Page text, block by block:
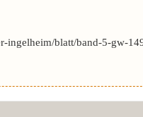
ingelheim/blatt/band-5-gw-